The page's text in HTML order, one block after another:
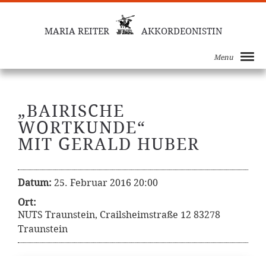
MARIA REITER AKKORDEONISTIN
Menu
„BAIRISCHE
WORTKUNDE“
MIT GERALD HUBER
Datum: 25. Februar 2016 20:00
Ort:
NUTS Traunstein, Crailsheimstraße 12 83278
Traunstein